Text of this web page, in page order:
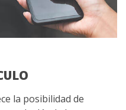
la posibilidad de